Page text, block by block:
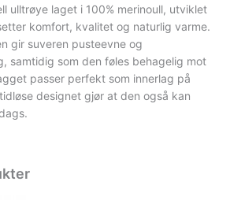
ulltrøye laget i 100% merinoull, utviklet
komfort, kvalitet og naturlig varme.
gir suveren pusteevne og
samtidig som den føles behagelig mot
passer perfekt som innerlag på
designet gjør at den også kan